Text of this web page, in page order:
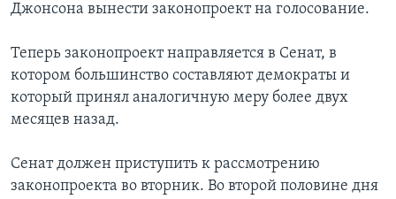
Джонсона вынести законопроект на голосование.
Теперь законопроект направляется в Сенат, в
котором большинство составляют демократы и
который принял аналогичную меру более двух
месяцев назад.
Сенат должен приступить к рассмотрению
законопроекта во вторник. Во второй половине дня